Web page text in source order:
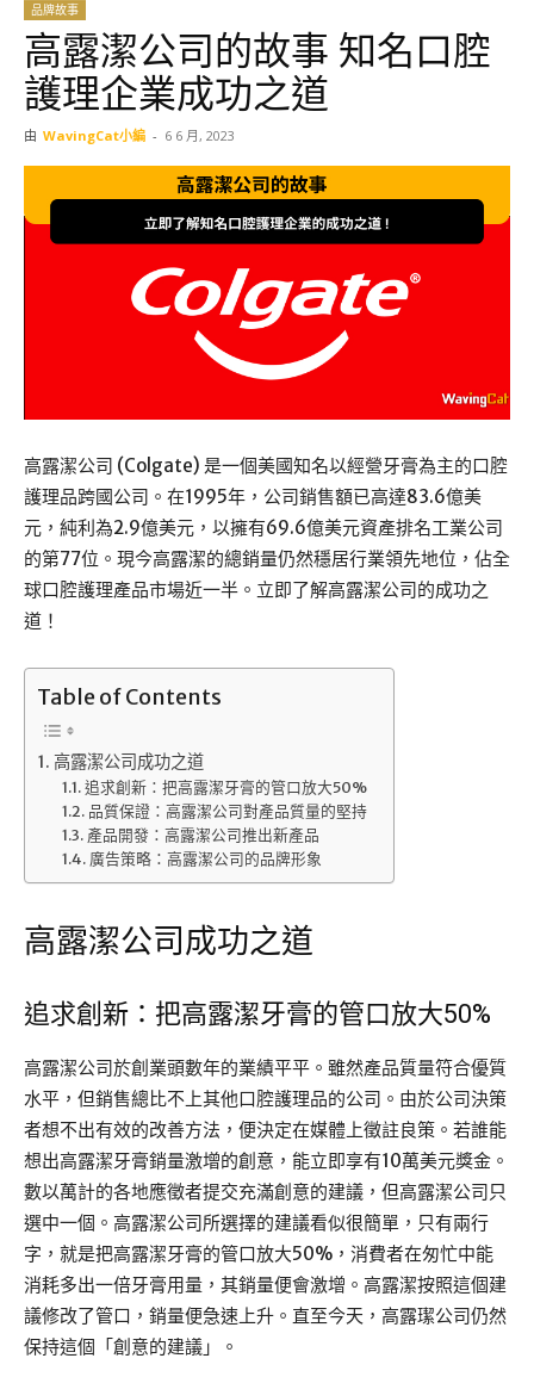
品牌故事
高露潔公司的故事 知名口腔
護理企業成功之道
由 WavingCat小編 - 6 6 月, 2023
高露潔公司 (Colgate) 是一個美國知名以經營牙膏為主的口腔
護理品跨國公司。在1995年，公司銷售額已高達83.6億美
元，純利為2.9億美元，以擁有69.6億美元資產排名工業公司
的第77位。現今高露潔的總銷量仍然穩居行業領先地位，佔全
球口腔護理產品市場近一半。立即了解高露潔公司的成功之
道！
Table of Contents
高露潔公司成功之道
追求創新：把高露潔牙膏的管口放大50%
品質保證：高露潔公司對產品質量的堅持
產品開發：高露潔公司推出新產品
廣告策略：高露潔公司的品牌形象
高露潔公司成功之道
追求創新：把高露潔牙膏的管口放大50%
高露潔公司於創業頭數年的業績平平。雖然產品質量符合優質
水平，但銷售總比不上其他口腔護理品的公司。由於公司決策
者想不出有效的改善方法，便決定在媒體上徵註良策。若誰能
想出高露潔牙膏銷量激增的創意，能立即享有10萬美元獎金。
數以萬計的各地應徵者提交充滿創意的建議，但高露潔公司只
選中一個。高露潔公司所選擇的建議看似很簡單，只有兩行
字，就是把高露潔牙膏的管口放大50%，消費者在匆忙中能
消耗多出一倍牙膏用量，其銷量便會激增。高露潔按照這個建
議修改了管口，銷量便急速上升。直至今天，高露𤩦公司仍然
保持這個「創意的建議」。